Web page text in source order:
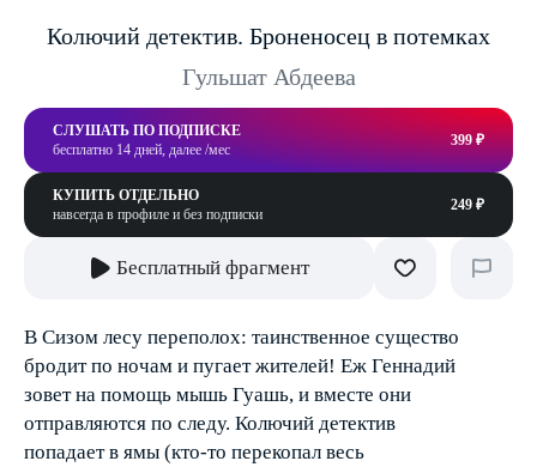
Колючий детектив. Броненосец в потемках
Гульшат Абдеева
СЛУШАТЬ ПО ПОДПИСКЕ
бесплатно 14 дней, далее /мес
399 ₽
КУПИТЬ ОТДЕЛЬНО
навсегда в профиле и без подписки
249 ₽
Бесплатный фрагмент
В Сизом лесу переполох: таинственное существо
бродит по ночам и пугает жителей! Еж Геннадий
зовет на помощь мышь Гуашь, и вместе они
отправляются по следу. Колючий детектив
попадает в ямы (кто-то перекопал весь